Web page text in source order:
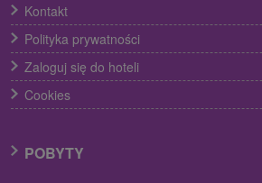
Kontakt
Polityka prywatności
Zaloguj się do hoteli
Cookies
POBYTY